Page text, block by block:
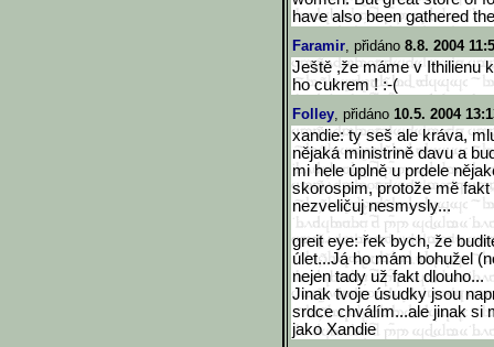
have also been gathered
Faramir, přidáno 8.8. 2004
Ještě ,že máme v Ithilienu
ho cukrem ! :-(
Folley, přidáno 10.5. 2004
xandie: ty seš ale kráva,
nějaká ministrině davu a
mi hele úplně u prdele
skorospim, protože mě
nezveličuj nesmysly...
greit eye: řek bych, že
úlet...Já ho mám bohužel
nejen tady už fakt dlouho...
Jinak tvoje úsudky jsou
srdce chválím...ale jinak si
jako Xandie